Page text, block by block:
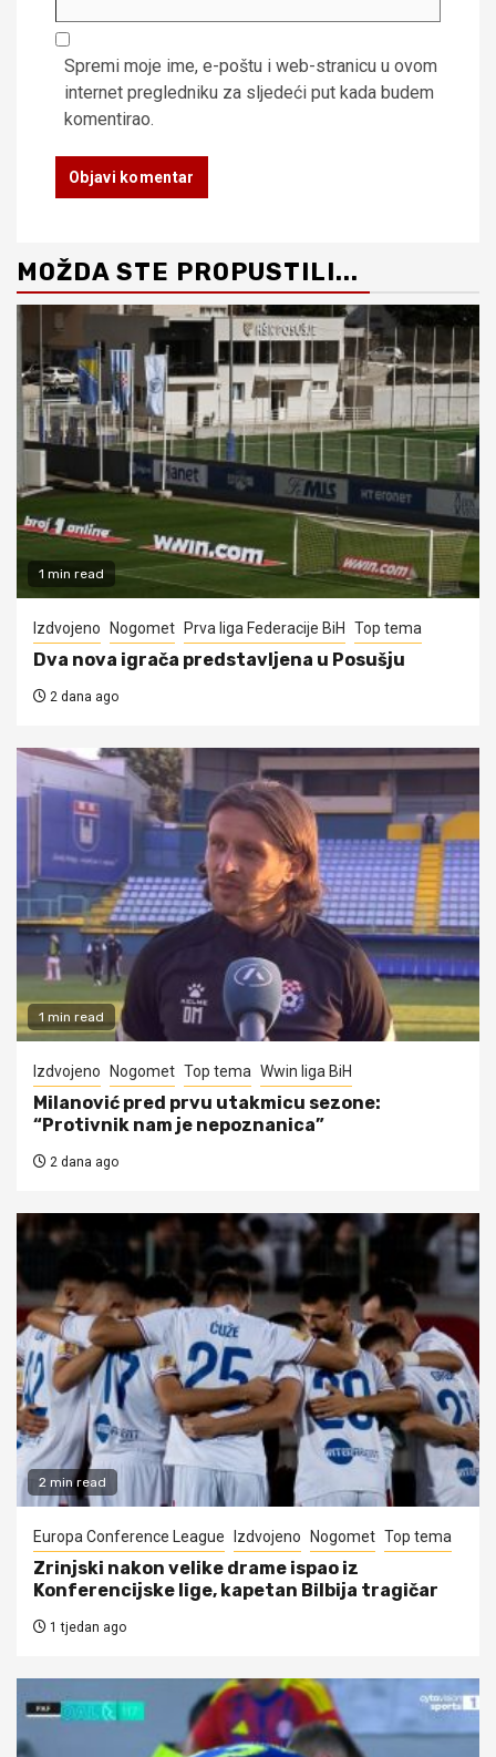
Spremi moje ime, e-poštu i web-stranicu u ovom
internet pregledniku za sljedeći put kada budem
komentirao.
MOŽDA STE PROPUSTILI...
1 min read
Izdvojeno Nogomet Prva liga Federacije BiH Top tema
Dva nova igrača predstavljena u Posušju
2 dana ago
1 min read
Izdvojeno Nogomet Top tema Wwin liga BiH
Milanović pred prvu utakmicu sezone:
“Protivnik nam je nepoznanica”
2 dana ago
2 min read
Europa Conference League Izdvojeno Nogomet Top tema
Zrinjski nakon velike drame ispao iz
Konferencijske lige, kapetan Bilbija tragičar
1 tjedan ago